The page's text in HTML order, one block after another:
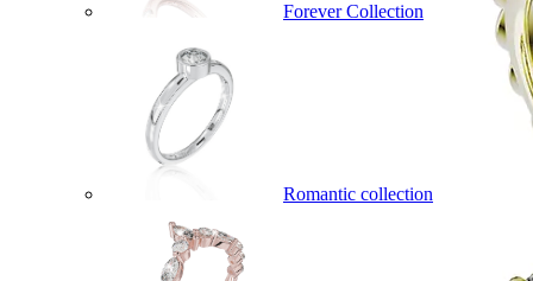
Forever Collection
Romantic collection